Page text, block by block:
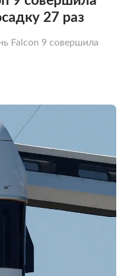
27 раз
Falcon 9 совершила